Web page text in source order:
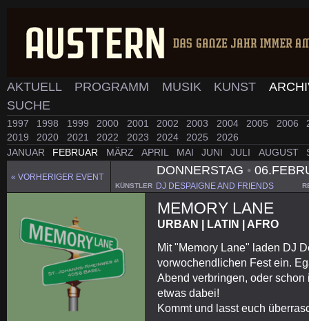
AKTUELL PROGRAMM MUSIK KUNST
SUCHE
1997 1998 1999 2000 2001 2002 2003 2004 2005 2006
2019
2020 2021 2022 2023 2024 2025
2026
JANUAR
FEBRUAR MÄRZ APRIL MAI JUNI JULI AUGUST
« VORHERIGER EVENT
DONNERSTAG •
KÜNSTLER DJ DESPAIGNE AND FRIENDS
MEMORY LANE
URBAN | LATIN | AFRO
Mit "Memory Lane" laden DJ
vorwochendlichen Fest ein.
Abend verbringen, oder
etwas dabei!
Kommt und lasst euch